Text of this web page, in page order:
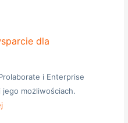
dla
i Enterprise
jego możliwościach.